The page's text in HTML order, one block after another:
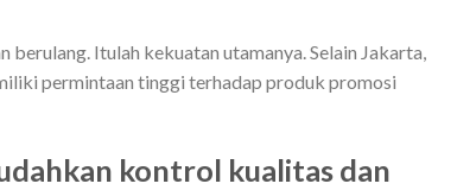
berulang. Itulah kekuatan utamanya. Selain Jakarta,
permintaan tinggi terhadap produk promosi
kontrol kualitas dan